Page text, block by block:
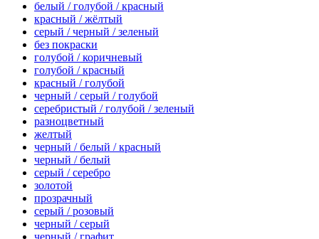
белый / голубой / красный
красный / жёлтый
серый / черный / зеленый
без покраски
голубой / коричневый
голубой / красный
красный / голубой
черный / серый / голубой
серебристый / голубой / зеленый
разноцветный
желтый
черный / белый / красный
черный / белый
серый / серебро
золотой
прозрачный
серый / розовый
черный / серый